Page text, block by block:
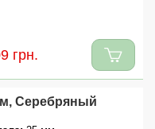
грн.
Серебряный